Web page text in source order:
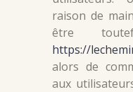
raison de
être
https://
alors de
aux